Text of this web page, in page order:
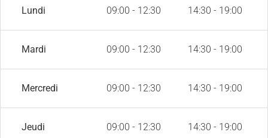
Lundi 09:00 - 12:30 14:30 - 19:00
Mardi 09:00 - 12:30 14:30 - 19:00
Mercredi 09:00 - 12:30 14:30 - 19:00
Jeudi 09:00 - 12:30 14:30 - 19:00